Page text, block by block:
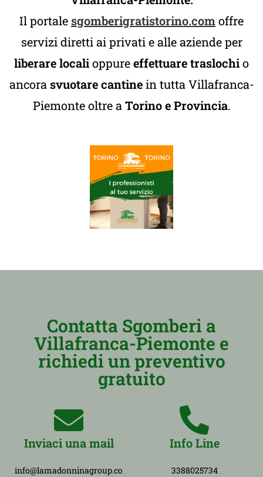
Il portale sgomberigratistorino.comoffre
servizi diretti ai privati e alle aziende per
liberare localioppureeffettuare traslochio
ancora svuotare cantinein tutta Villafranca-
Piemonte oltre a Torino e Provincia.
Contatta Sgomberi a
Villafranca-Piemonte e
richiedi un preventivo
gratuito
Inviaci una mail
info@lamadonninagroup.co
Info Line
3388025734